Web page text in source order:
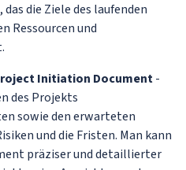
die Ziele des laufenden
Ressourcen und
Initiation Document-
des Projekts
sowie den erwarteten
und die Fristen. Man kann
präziser und detaillierter